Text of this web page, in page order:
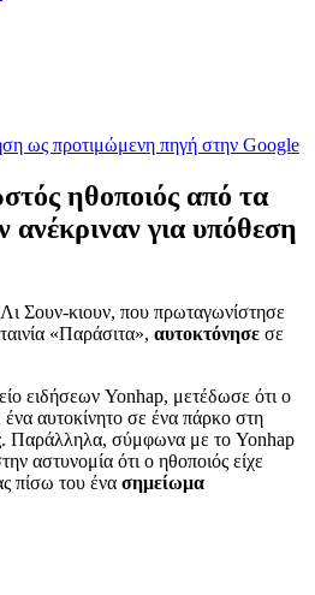
ως προτιμώμενη πηγή στην Google
ηθοποιός από τα
για υπόθεση
Σουν-κιουν, που πρωταγωνίστησε
«Παράσιτα», αυτοκτόνησε σε
ειδήσεων Yonhap, μετέδωσε ότι ο
αυτοκίνητο σε ένα πάρκο στη
Παράλληλα, σύμφωνα με το Yonhap
αστυνομία ότι ο ηθοποιός είχε
πίσω του ένα σημείωμα